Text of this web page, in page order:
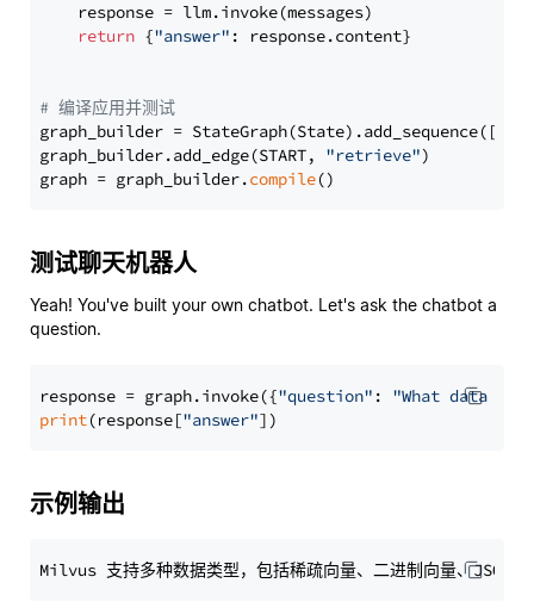
    response = llm.invoke(messages)
return {"answer" : response.content}
# 编译应用并测试
graph_builder =
graph_builder.add_edge(START, "retrieve")
graph = graph_builder.compile
测试聊天机器人
Yeah! You've built your own chatbot. Let's ask the chatbot a
question.
response = graph.invoke({"question" : "What data
print(response["answer"
示例输出